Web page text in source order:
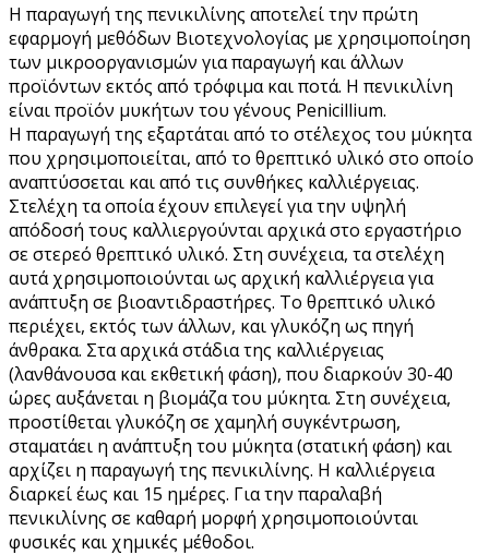
Η παραγωγή της πενικιλίνης αποτελεί την πρώτη
εφαρμογή μεθόδων Βιοτεχνολογίας με χρησιμοποίηση
των μικροοργανισμών για παραγωγή και άλλων
προϊόντων εκτός από τρόφιμα και ποτά. Η πενικιλίνη
είναι προϊόν μυκήτων του γένους Penicillium.
Η παραγωγή της εξαρτάται από το στέλεχος του μύκητα
που χρησιμοποιείται, από το θρεπτικό υλικό στο οποίο
αναπτύσσεται και από τις συνθήκες καλλιέργειας.
Στελέχη τα οποία έχουν επιλεγεί για την υψηλή
απόδοσή τους καλλιεργούνται αρχικά στο εργαστήριο
σε στερεό θρεπτικό υλικό. Στη συνέχεια, τα στελέχη
αυτά χρησιμοποιούνται ως αρχική καλλιέργεια για
ανάπτυξη σε βιοαντιδραστήρες. Το θρεπτικό υλικό
περιέχει, εκτός των άλλων, και γλυκόζη ως πηγή
άνθρακα. Στα αρχικά στάδια της καλλιέργειας
(λανθάνουσα και εκθετική φάση), που διαρκούν 30-40
ώρες αυξάνεται η βιομάζα του μύκητα. Στη συνέχεια,
προστίθεται γλυκόζη σε χαμηλή συγκέντρωση,
σταματάει η ανάπτυξη του μύκητα (στατική φάση) και
αρχίζει η παραγωγή της πενικιλίνης. Η καλλιέργεια
διαρκεί έως και 15 ημέρες. Για την παραλαβή
πενικιλίνης σε καθαρή μορφή χρησιμοποιούνται
φυσικές και χημικές μέθοδοι.